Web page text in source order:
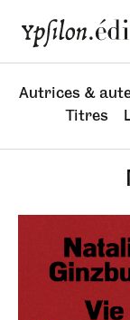
Autrices &
Titres